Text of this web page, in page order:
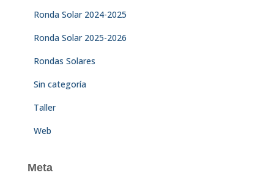
Ronda Solar 2024-2025
Ronda Solar 2025-2026
Rondas Solares
Sin categoría
Taller
Web
Meta